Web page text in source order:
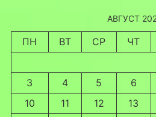
АВГУСТ
ПН ВТ СР ЧТ
3
4 5 6
10
11 12 13